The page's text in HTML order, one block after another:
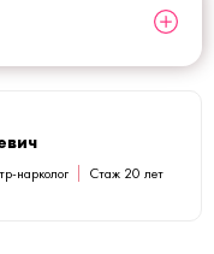
нарколог
Стаж 20 лет